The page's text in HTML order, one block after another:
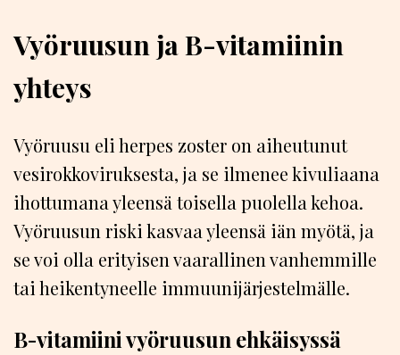
Vyöruusun ja B-vitamiinin
yhteys
Vyöruusu eli herpes zoster on aiheutunut
vesirokkoviruksesta, ja se ilmenee kivuliaana
ihottumana yleensä toisella puolella kehoa.
Vyöruusun riski kasvaa yleensä iän myötä, ja
se voi olla erityisen vaarallinen vanhemmille
tai heikentyneelle immuunijärjestelmälle.
B-vitamiini vyöruusun ehkäisyssä